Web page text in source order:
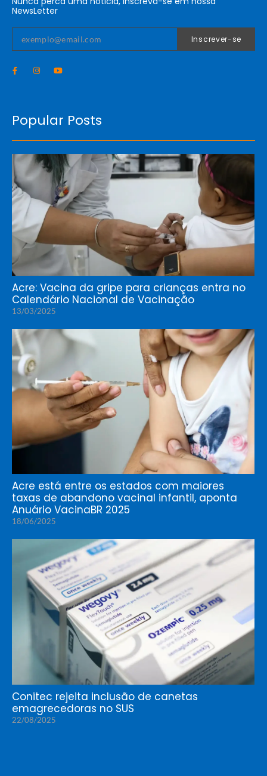
NewsLetter
Inscrever-se
Popular Posts
Acre: Vacina da gripe para crianças entra no
Calendário Nacional de Vacinação
13/03/2025
Acre está entre os estados com maiores
taxas de abandono vacinal infantil, aponta
Anuário VacinaBR 2025
18/06/2025
Conitec rejeita inclusão de canetas
emagrecedoras no SUS
22/08/2025